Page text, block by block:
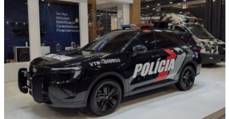
As viaturas Ford na feira LAAD
15 • ABRIL • 2026
CARROS DE PASSEIO